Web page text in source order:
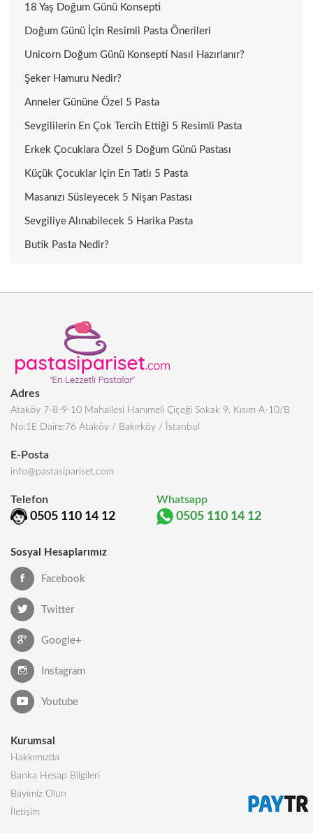
18 Yaş Doğum Günü Konsepti
Doğum Günü İçin Resimli Pasta Önerileri
Unicorn Doğum Günü Konsepti Nasıl Hazırlanır?
Şeker Hamuru Nedir?
Anneler Gününe Özel 5 Pasta
Sevgililerin En Çok Tercih Ettiği 5 Resimli Pasta
Erkek Çocuklara Özel 5 Doğum Günü Pastası
Küçük Çocuklar Için En Tatlı 5 Pasta
Masanızı Süsleyecek 5 Nişan Pastası
Sevgiliye Alınabilecek 5 Harika Pasta
Butik Pasta Nedir?
Adres
Ataköy 7-8-9-10 Mahallesi Hanımeli Çiçeği Sokak 9. Kısım A-10/B
No:1E Daire:76 Ataköy / Bakırköy / İstanbul
E-Posta
info@pastasipariset.com
Telefon
0505 110 14 12
Whatsapp
0505 110 14 12
Sosyal Hesaplarımız
Facebook
Twitter
Google+
Instagram
Youtube
Kurumsal
Hakkımızda
Banka Hesap Bilgileri
Bayimiz Olun
İletişim